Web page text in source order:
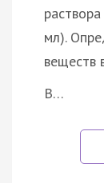
мл).
веществ
В…